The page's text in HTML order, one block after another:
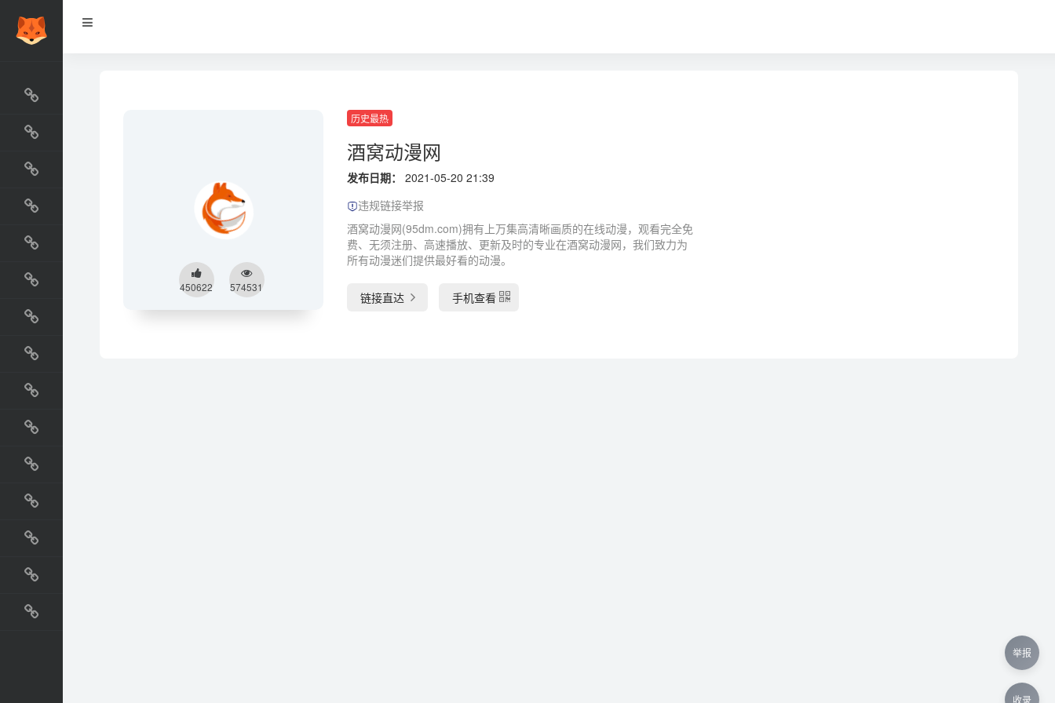
最新收录
网站资源榜
交流排行榜
金融排行榜
阅读排行榜
工具排行榜
设计排行榜
国外网站
生活
直播
动漫
电影
教程
纪录片
450622 574531
历史最热
酒窝动漫网
发布日期：
2021-05-20 21:39
违规链接举报
酒窝动漫网(95dm.com)拥有上万集高清晰画质的在线动漫，观看完全免
费、无须注册、高速播放、更新及时的专业在酒窝动漫网，我们致力为
所有动漫迷们提供最好看的动漫。
链接直达 手机查看
举报
收录